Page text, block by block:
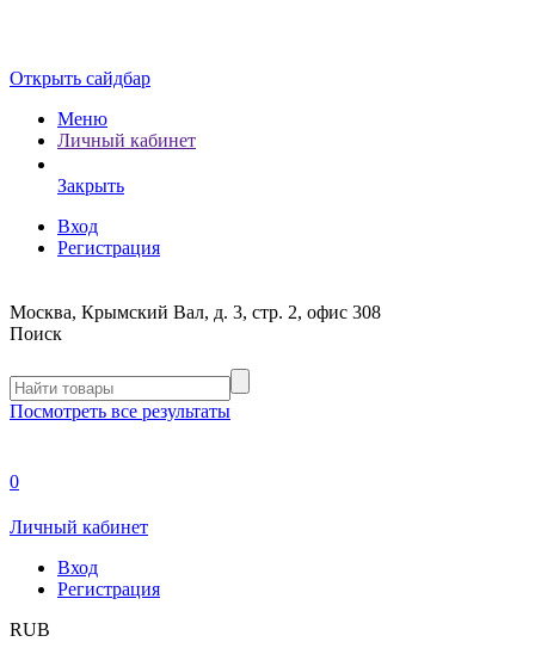
Открыть сайдбар
Меню
Личный кабинет
Закрыть
Вход
Регистрация
Москва, Крымский Вал, д. 3, стр. 2, офис 308
Поиск
Посмотреть все результаты
0
Личный кабинет
Вход
Регистрация
RUB